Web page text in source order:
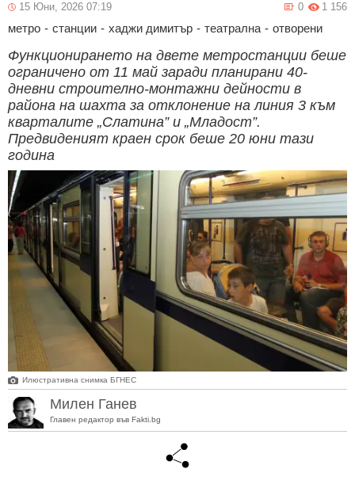
15 Юни, 2026 07:19 1 156
0
метро - станции - хаджи димитър - театрална - отворени
Функционирането на двете метростанции беше
ограничено от 11 май заради планирани 40-
дневни строително-монтажни дейности в
района на шахта за отклонение на линия 3 към
кварталите „Слатина” и „Младост”.
Предвиденият краен срок беше 20 юни тази
година
Илюстративна снимка БГНЕС
Милен Ганев
Главен редактор във Fakti.bg